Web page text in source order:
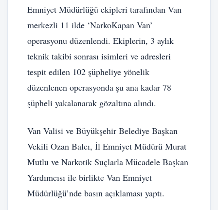
Emniyet Müdürlüğü ekipleri tarafından Van
merkezli 11 ilde ‘NarkoKapan Van’
operasyonu düzenlendi. Ekiplerin, 3 aylık
teknik takibi sonrası isimleri ve adresleri
tespit edilen 102 şüpheliye yönelik
düzenlenen operasyonda şu ana kadar 78
şüpheli yakalanarak gözaltına alındı.
Van Valisi ve Büyükşehir Belediye Başkan
Vekili Ozan Balcı, İl Emniyet Müdürü Murat
Mutlu ve Narkotik Suçlarla Mücadele Başkan
Yardımcısı ile birlikte Van Emniyet
Müdürlüğü’nde basın açıklaması yaptı.